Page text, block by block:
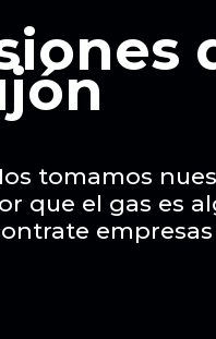
tomamos
que el gas es